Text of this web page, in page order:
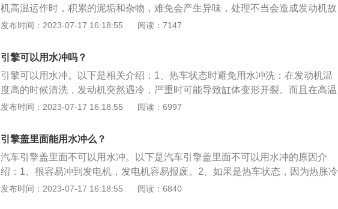
机高温运作时，积累的泥垢和杂物，难免会产生异味，处理不当会造成发动机故
障或者电路短路，清洗发动机舱需要控制好水枪的水流、射速、水量，注意不能
度，一定要从冷凝器正面冲洗，不能从侧面冲洗，避免把冷凝器的铝片冲歪，铝
片冲歪会影响发动机散热，甚至导致空调系统故障。火花塞一定不要碰到水。如
果有水蒸气进入到火花塞，汽车会出现打不着的情况，如换过非原厂的火花塞，
那新火花塞周围难免会有一些空隙。车辆使用年限较多的车辆不建议用水清洗。
因为车辆使用时间过长，发动机舱里面的保护线路的管道会老化，如果停车环境
洁一下即可。
发布时间：2023-07-17 16:18:55 阅读：7147
引擎可以用水冲吗？
引擎可以用水冲。以下是相关介绍：1、热车状态时避免用水冲洗：在发动机温
度高的时候清洗，发动机突然遇冷，严重时可能导致缸体变形开裂。而且在高温
下冲洗还会产生大量的水蒸气，对电路可能存在影响。2、尽量躲避发动机外保
洗此处。虽然有做防水处理，一般雨水没什么问题，但高压水枪的压力较大，为
以防万一。因此清洗发动机舱时，要尽量躲避行车电脑及外保险盒区域。
发布时间：2023-07-17 16:18:55 阅读：6997
引擎盖里面能用水冲么？
汽车引擎盖里面不可以用水冲。以下是汽车引擎盖里面不可以用水冲的原因介
绍：1、很容易冲到发电机，发电机容易报废。2、如果是热车状态，因为热胀冷
缩的原因，用水一冲，伤害非常大。因为发动机是缸体，受到强冷的刺激容易炸
发布时间：2023-07-17 16:18:55 阅读：6840